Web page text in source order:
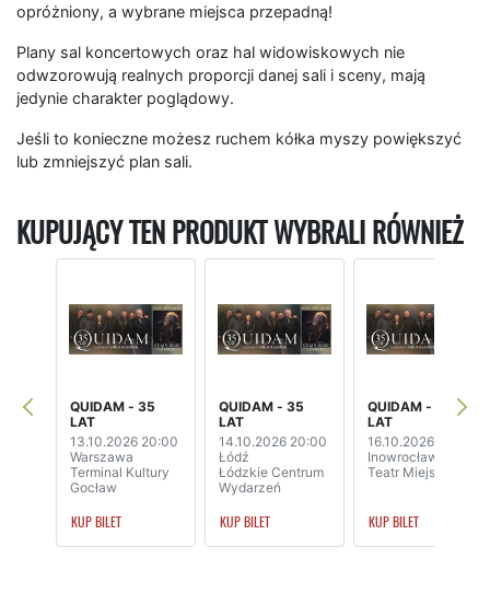
opróżniony, a wybrane miejsca przepadną!
Plany sal koncertowych oraz hal widowiskowych nie
odwzorowują realnych proporcji danej sali i sceny, mają
jedynie charakter poglądowy.
Jeśli to konieczne możesz ruchem kółka myszy powiększyć
lub zmniejszyć plan sali.
KUPUJĄCY TEN PRODUKT WYBRALI RÓWNIEŻ
QUIDAM - 35
LAT
13.10.2026 20:00
Warszawa
Terminal Kultury
Gocław
KUP BILET
QUIDAM - 35
LAT
14.10.2026 20:00
Łódź
Łódzkie Centrum
Wydarzeń
KUP BILET
QUIDAM - 35
LAT
16.10.2026 19:00
Inowrocław
Teatr Miejski
KUP BILET